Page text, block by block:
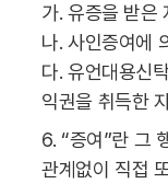
가. 유증을 받은
나. 사인증여에
다. 유언대용신
익권을 취득한
6. “증여”란 그
관계없이 직접